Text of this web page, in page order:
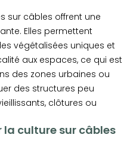
sur câbles offrent une
Elles permettent
végétalisées uniques et
aux espaces, ce qui est
des zones urbaines ou
des structures peu
clôtures ou
culture sur câbles